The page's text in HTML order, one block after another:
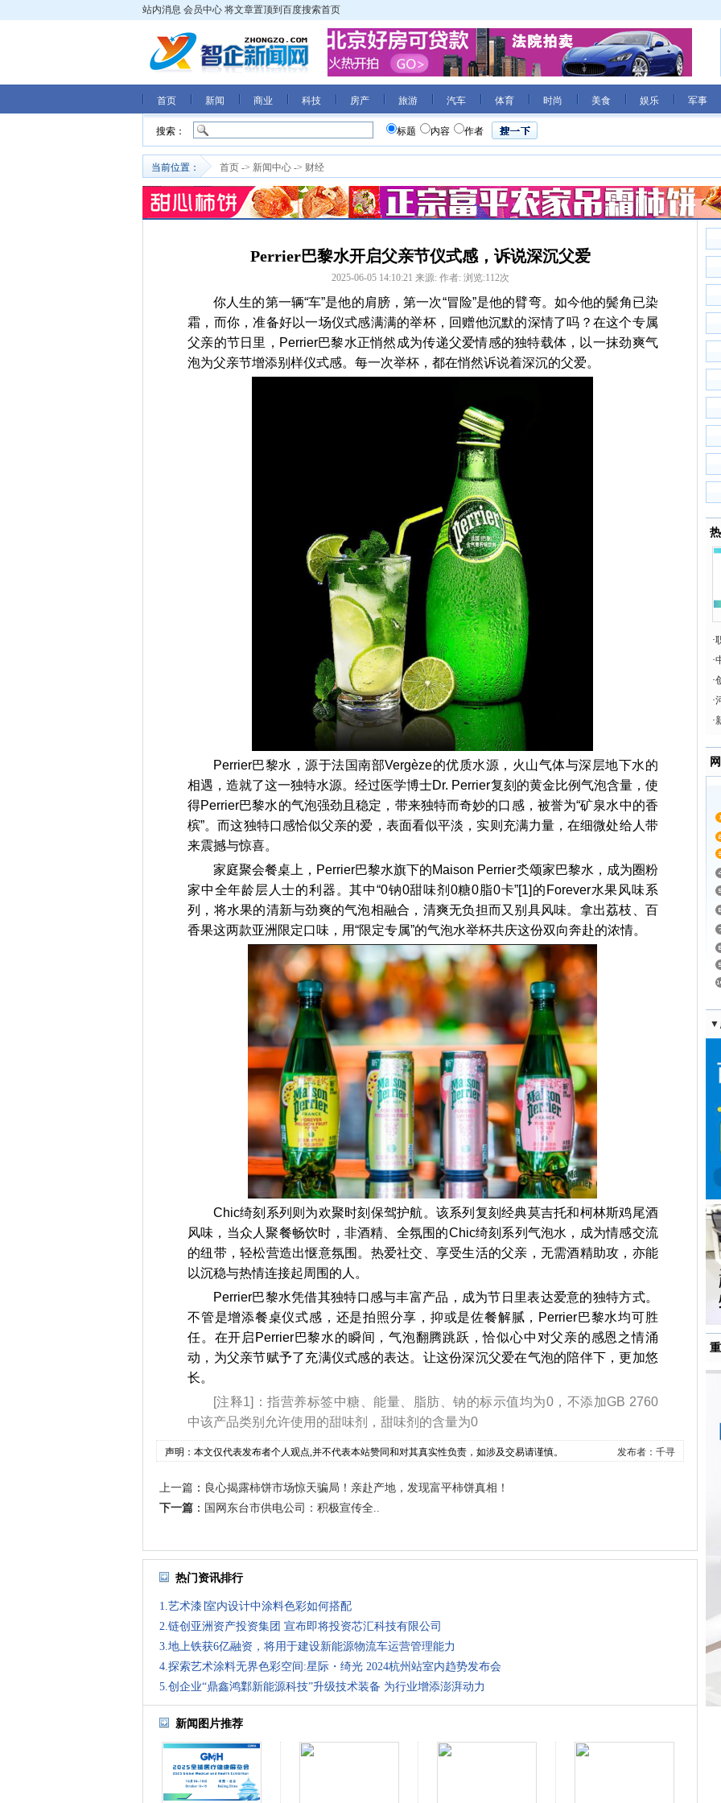
站内消息 会员中心 将文章置顶到百度搜索首页
首页 新闻 商业 科技 房产 旅游 汽车 体育 时尚 美食 娱乐 军事
搜索： 标题 内容 作者
当前位置： 首页 -> 新闻中心 -> 财经
Perrier巴黎水开启父亲节仪式感，诉说深沉父爱
2025-06-05 14:10:21 来源: 作者: 浏览:112次
你人生的第一辆“车”是他的肩膀，第一次“冒险”是他的臂弯。如今他的鬓角已染
霜，而你，准备好以一场仪式感满满的举杯，回赠他沉默的深情了吗？在这个专属
父亲的节日里，Perrier巴黎水正悄然成为传递父爱情感的独特载体，以一抹劲爽气
泡为父亲节增添别样仪式感。每一次举杯，都在悄然诉说着深沉的父爱。
Perrier巴黎水，源于法国南部Vergèze的优质水源，火山气体与深层地下水的
相遇，造就了这一独特水源。经过医学博士Dr. Perrier复刻的黄金比例气泡含量，使
得Perrier巴黎水的气泡强劲且稳定，带来独特而奇妙的口感，被誉为“矿泉水中的香
槟”。而这独特口感恰似父亲的爱，表面看似平淡，实则充满力量，在细微处给人带
来震撼与惊喜。
家庭聚会餐桌上，Perrier巴黎水旗下的Maison Perrier氼颂家巴黎水，成为圈粉
家中全年龄层人士的利器。其中“0钠0甜味剂0糖0脂0卡”[1]的Forever水果风味系
列，将水果的清新与劲爽的气泡相融合，清爽无负担而又别具风味。拿出荔枝、百
香果这两款亚洲限定口味，用“限定专属”的气泡水举杯共庆这份双向奔赴的浓情。
Chic绮刻系列则为欢聚时刻保驾护航。该系列复刻经典莫吉托和柯林斯鸡尾酒
风味，当众人聚餐畅饮时，非酒精、全氛围的Chic绮刻系列气泡水，成为情感交流
的纽带，轻松营造出惬意氛围。热爱社交、享受生活的父亲，无需酒精助攻，亦能
以沉稳与热情连接起周围的人。
Perrier巴黎水凭借其独特口感与丰富产品，成为节日里表达爱意的独特方式。
不管是增添餐桌仪式感，还是拍照分享，抑或是佐餐解腻，Perrier巴黎水均可胜
任。在开启Perrier巴黎水的瞬间，气泡翻腾跳跃，恰似心中对父亲的感恩之情涌
动，为父亲节赋予了充满仪式感的表达。让这份深沉父爱在气泡的陪伴下，更加悠
长。
[注释1]：指营养标签中糖、能量、脂肪、钠的标示值均为0，不添加GB 2760
中该产品类别允许使用的甜味剂，甜味剂的含量为0
声明：本文仅代表发布者个人观点,并不代表本站赞同和对其真实性负责，如涉及交易请谨慎。 发布者：千寻
上一篇 ： 良心揭露柿饼市场惊天骗局！亲赴产地，发现富平柿饼真相！
下一篇 ： 国网东台市供电公司：积极宣传全..
热门资讯排行
1.艺术漆∣室内设计中涂料色彩如何搭配
2.链创亚洲资产投资集团 宣布即将投资芯汇科技有限公司
3.地上铁获6亿融资，将用于建设新能源物流车运营管理能力
4.探索艺术涂料无界色彩空间:星际・绮光 2024杭州站室内趋势发布会
5.创企业“鼎鑫鸿鄴新能源科技”升级技术装备 为行业增添澎湃动力
新闻图片推荐
·
·
划
·
·
·
▼